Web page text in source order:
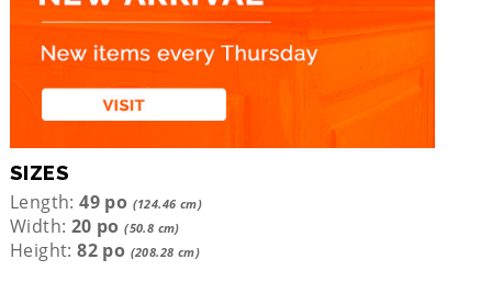
SIZES
Length: 49 po (124.46 cm)
Width: 20 po(50.8 cm)
Height: 82 po (208.28 cm)